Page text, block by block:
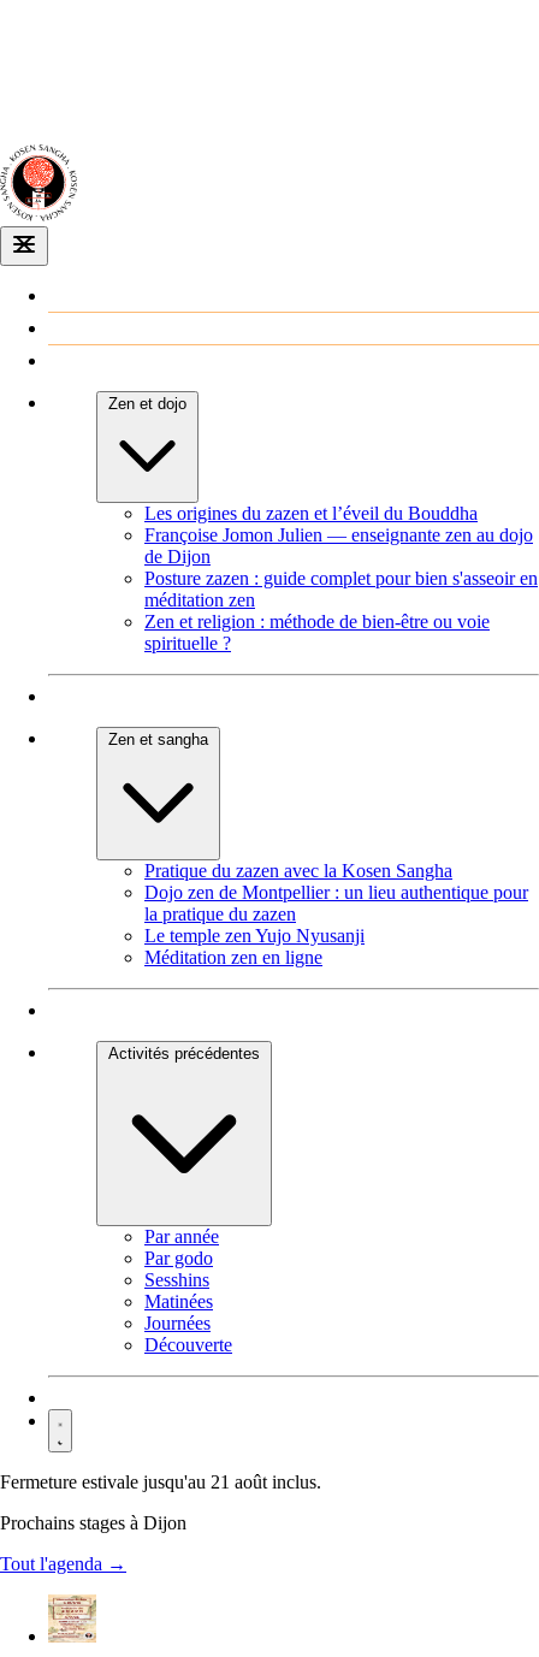
Zen et dojo
Les origines du zazen et l’éveil du Bouddha
Françoise Jomon Julien — enseignante zen au dojo
de Dijon
Posture zazen : guide complet pour bien s'asseoir en
méditation zen
Zen et religion : méthode de bien-être ou voie
spirituelle ?
Zen et sangha
Pratique du zazen avec la Kosen Sangha
Dojo zen de Montpellier : un lieu authentique pour
la pratique du zazen
Le temple zen Yujo Nyusanji
Méditation zen en ligne
Activités précédentes
Par année
Par godo
Sesshins
Matinées
Journées
Découverte
Fermeture estivale jusqu'au 21 août inclus.
Prochains stages à Dijon
Tout l'agenda →